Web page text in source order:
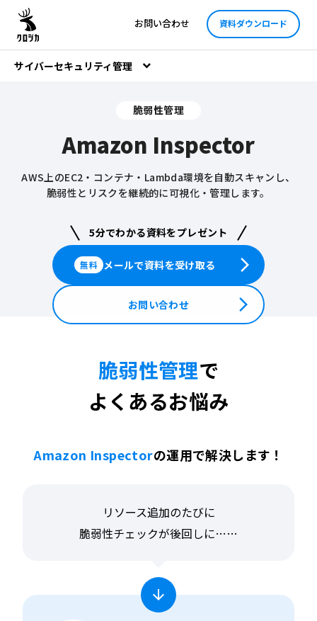
お問い合わせ 資料ダウンロード
サイバーセキュリティ管理
脆弱性管理
Amazon Inspector
AWS上のEC2・コンテナ・Lambda環境を自動スキャンし、
脆弱性とリスクを継続的に可視化・管理します。
5分でわかる資料をプレゼント
無料 メールで資料を受け取る arrow_forward_ios
お問い合わせ arrow_forward_ios
脆弱性管理で
よくあるお悩み
Amazon Inspectorの運用で解決します！
リソース追加のたびに
脆弱性チェックが後回しに……